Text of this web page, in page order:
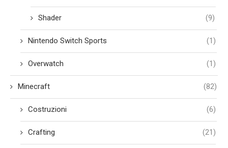
Shader (9)
Nintendo Switch Sports (1)
Overwatch (1)
Minecraft (82)
Costruzioni (6)
Crafting (21)